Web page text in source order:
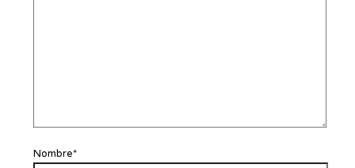
Nombre*